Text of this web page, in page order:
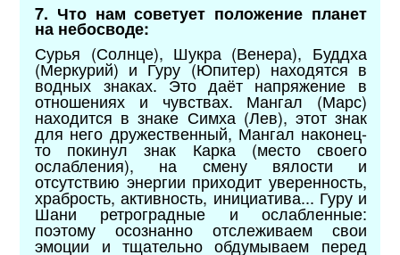
7. Что нам советует положение планет
на небосводе:
Сурья (Солнце), Шукра (Венера), Буддха
(Меркурий) и Гуру (Юпитер) находятся в
водных знаках. Это даёт напряжение в
отношениях и чувствах. Мангал (Марс)
находится в знаке Симха (Лев), этот знак
для него дружественный, Мангал наконец-
то покинул знак Карка (место своего
ослабления), на смену вялости и
отсутствию энергии приходит уверенность,
храбрость, активность, инициатива... Гуру и
Шани ретроградные и ослабленные:
поэтому осознанно отслеживаем свои
эмоции и тщательно обдумываем перед